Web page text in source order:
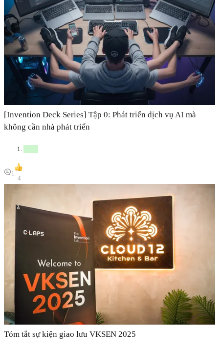
[Invention Deck Series] Tập 0: Phát triển dịch vụ AI mà
không cần nhà phát triển
1
4
Tóm tắt sự kiện giao lưu VKSEN 2025